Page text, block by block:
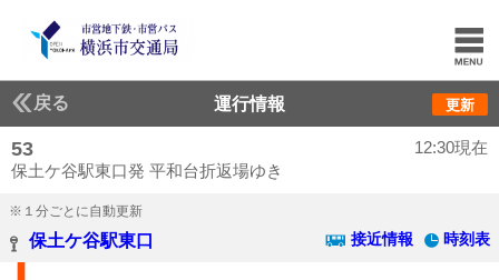
戻る 運行情報 更新
53
保土ケ谷駅東口発 平和台折返場ゆき
12:30現在
※１分ごとに自動更新
保土ケ谷駅東口 接近情報 時刻表